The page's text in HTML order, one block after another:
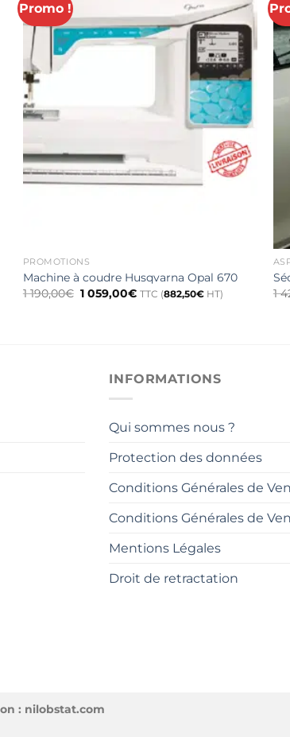
Promo !
PROMOTIONS
Machine à coudre Husqvarna Opal 670
1 190,00€ Le
1 059,00€Le
TTC (882,50€ HT)
1
INFORMATIONS
Qui sommes nous ?
Protection des données
Conditions Générales de
Conditions Générales de
Mentions Légales
Droit de retractation
: nilobstat.com